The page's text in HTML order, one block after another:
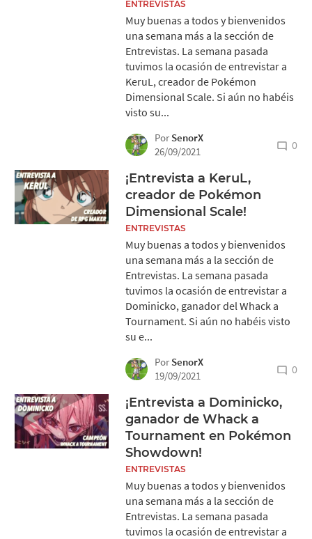
ENTREVISTAS
Muy buenas a todos y bienvenidos
una semana más a la sección de
Entrevistas. La semana pasada
tuvimos la ocasión de entrevistar a
KeruL, creador de Pokémon
Dimensional Scale. Si aún no habéis
visto su...
Por SenorX
26/09/2021
0
¡Entrevista a KeruL,
creador de Pokémon
Dimensional Scale!
ENTREVISTAS
Muy buenas a todos y bienvenidos
una semana más a la sección de
Entrevistas. La semana pasada
tuvimos la ocasión de entrevistar a
Dominicko, ganador del Whack a
Tournament. Si aún no habéis visto
su e...
Por SenorX
19/09/2021
0
¡Entrevista a Dominicko,
ganador de Whack a
Tournament en Pokémon
Showdown!
ENTREVISTAS
Muy buenas a todos y bienvenidos
una semana más a la sección de
Entrevistas. La semana pasada
tuvimos la ocasión de entrevistar a